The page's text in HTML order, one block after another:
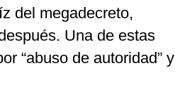
del megadecreto,
Una de estas
“abuso de autoridad” y